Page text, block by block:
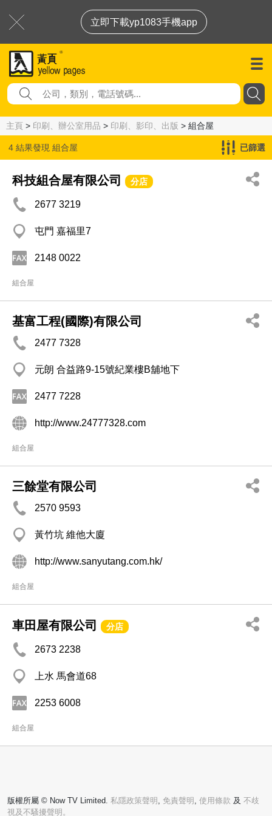
立即下載yp1083手機app
主頁 > 印刷、辦公室用品 > 印刷、影印、出版 > 組合屋
4 結果發現 組合屋 已篩選
科技組合屋有限公司 分店
2677 3219
屯門 嘉福里7
2148 0022
組合屋
基富工程(國際)有限公司
2477 7328
元朗 合益路9-15號紀業樓B舖地下
2477 7228
http://www.24777328.com
組合屋
三餘堂有限公司
2570 9593
黃竹坑 維他大廈
http://www.sanyutang.com.hk/
組合屋
車田屋有限公司 分店
2673 2238
上水 馬會道68
2253 6008
組合屋
版權所屬 © Now TV Limited. 私隱政策聲明 , 免責聲明 , 使用條款 及 不歧
視及不騷擾聲明。